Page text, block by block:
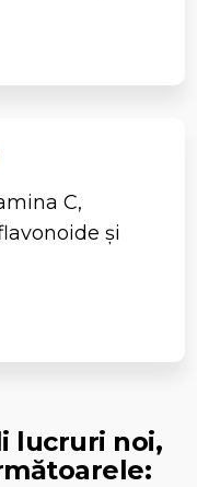
C,
și
lucruri noi,